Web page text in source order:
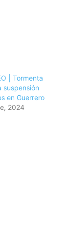
| Tormenta
suspensión
en Guerrero
2024